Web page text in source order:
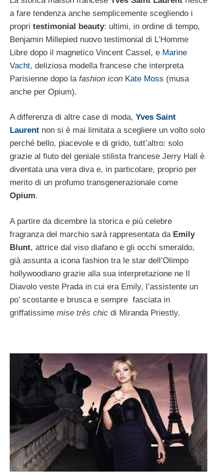
a fare tendenza anche semplicemente scegliendo i
propri testimonial beauty: ultimi, in ordine di tempo,
Benjamin Millepied nuovo testimonial di L’Homme
Libre dopo il magnetico Vincent Cassel, e Marine
Vacht, deliziosa modella francese che interpreta
Parisienne dopo la fashion icon Kate Moss (musa
anche per Opium).
A differenza di altre case di moda, Yves Saint
Laurent non si è mai limitata a scegliere un volto solo
perché bello, piacevole e di grido, tutt’altro: solo
grazie al fiuto del geniale stilista francese Jerry Hall è
diventata una vera diva e, in particolare, proprio per
merito di un profumo transgenerazionale come
Opium.
A partire da dicembre la storica e più celebre
fragranza del marchio sarà rappresentata da Emily
Blunt, attrice dal viso diafano e gli occhi smeraldo,
già assunta a icona fashion tra le star dell’Olimpo
hollywoodiano grazie alla sua interpretazione ne Il
Diavolo veste Prada in cui era Emily, l’assistente un
po’ scostante e brusca e sempre fasciata in
griffatissime mise très chic di Miranda Priestly.